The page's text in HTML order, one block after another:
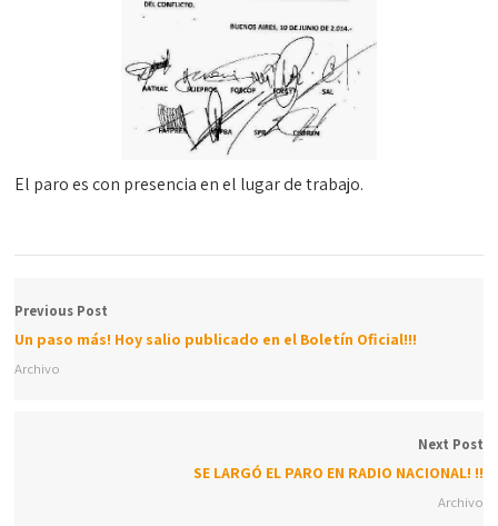
El paro es con presencia en el lugar de trabajo.
Previous Post
Un paso más! Hoy salio publicado en el Boletín Oficial!!!
Archivo
Next Post
SE LARGÓ EL PARO EN RADIO NACIONAL! !!
Archivo